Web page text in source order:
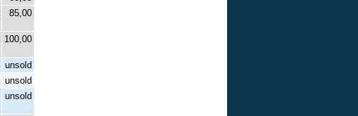
85,00
100,00
unsold
unsold
unsold